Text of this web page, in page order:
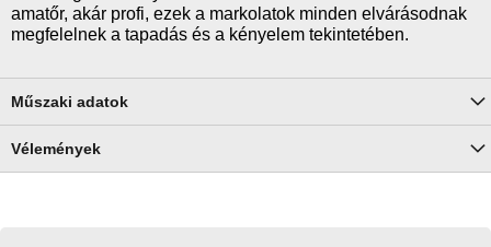
amatőr, akár profi, ezek a markolatok minden elvárásodnak
megfelelnek a tapadás és a kényelem tekintetében.
Műszaki adatok
Vélemények